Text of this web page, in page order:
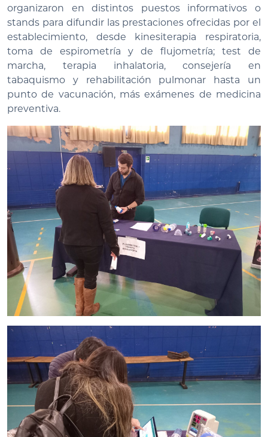
organizaron en distintos puestos informativos o
stands para difundir las prestaciones ofrecidas por el
establecimiento, desde kinesiterapia respiratoria,
toma de espirometría y de flujometría; test de
marcha, terapia inhalatoria, consejería en
tabaquismo y rehabilitación pulmonar hasta un
punto de vacunación, más exámenes de medicina
preventiva.